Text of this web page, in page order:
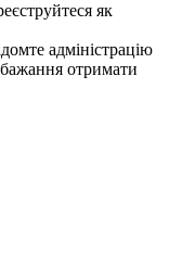
як
адміністрацію
отримати